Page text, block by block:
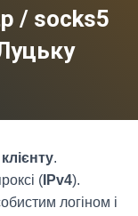
/ socks5
.
( IPv4).
логіном і